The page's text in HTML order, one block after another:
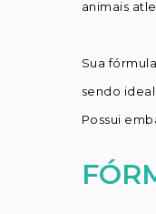
animais
Sua
sendo
Possui